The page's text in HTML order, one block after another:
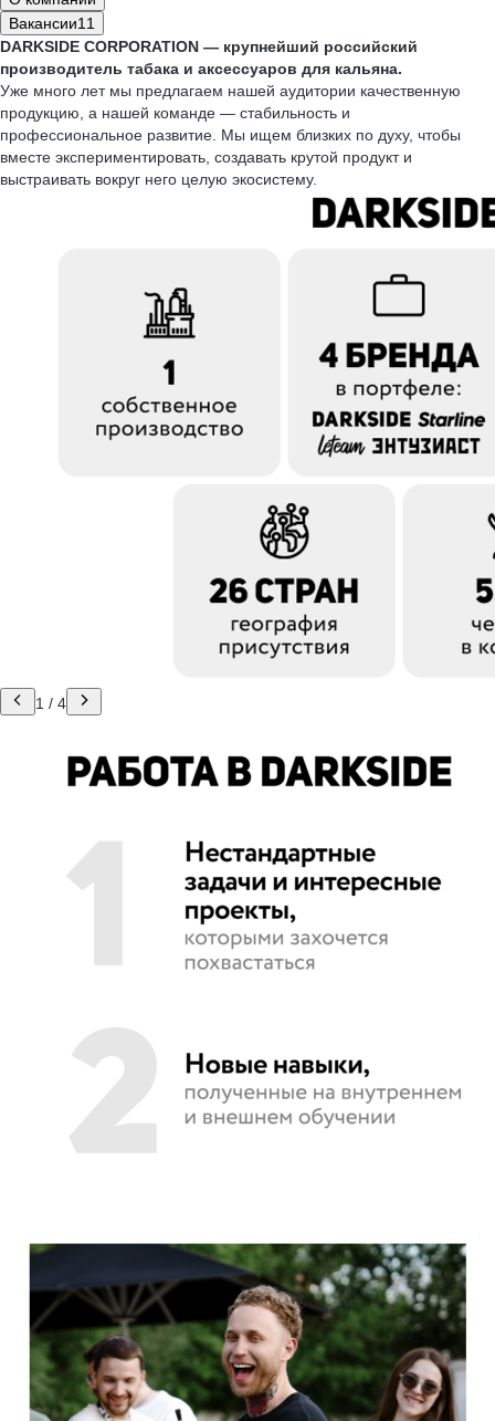
Вакансии11
DARKSIDE CORPORATION — крупнейший российский
производитель табака и аксессуаров для кальяна.
Уже много лет мы предлагаем нашей аудитории качественную
продукцию, а нашей команде — стабильность и
профессиональное развитие. Мы ищем близких по духу, чтобы
вместе экспериментировать, создавать крутой продукт и
выстраивать вокруг него целую экосистему.
1 / 4